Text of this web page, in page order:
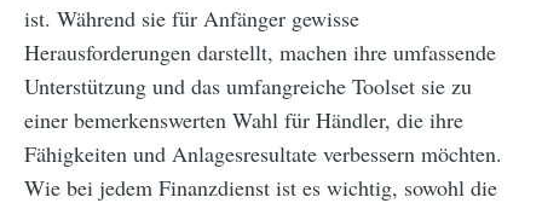
ist. Während sie für Anfänger gewisse
Herausforderungen darstellt, machen ihre umfassende
Unterstützung und das umfangreiche Toolset sie zu
einer bemerkenswerten Wahl für Händler, die ihre
Fähigkeiten und Anlagesresultate verbessern möchten.
Wie bei jedem Finanzdienst ist es wichtig, sowohl die